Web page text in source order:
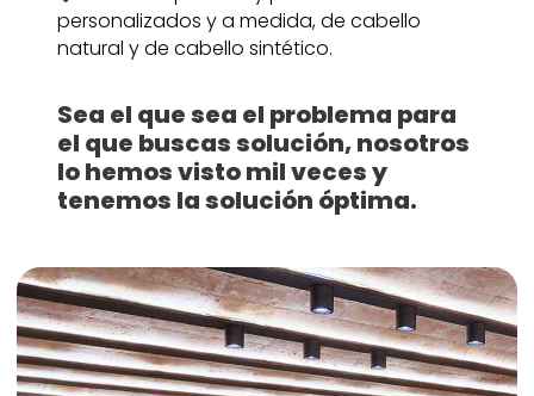
personalizados y a medida, de cabello
natural y de cabello sintético.
Sea el que sea el problema para
el que buscas solución, nosotros
lo hemos visto mil veces y
tenemos la solución óptima.